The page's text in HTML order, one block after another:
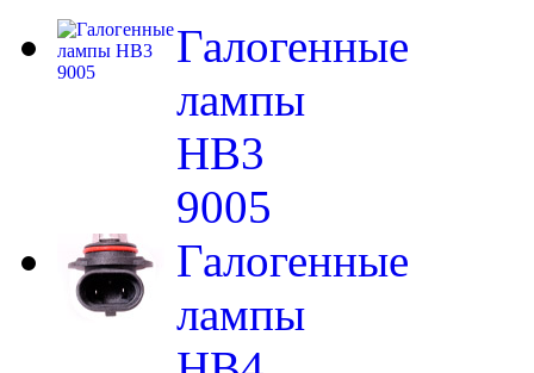
Галогенные
лампы
HB3
9005
Галогенные
лампы